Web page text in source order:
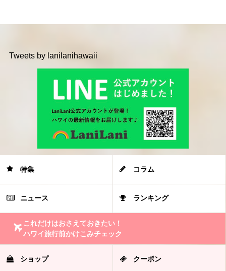
Tweets by lanilanihawaii
特集 コラム
ニュース ランキング
これだけはおさえておきたい！
ハワイ旅行前かけこみチェック
ショップ クーポン